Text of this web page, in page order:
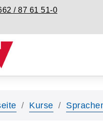
/ 87 61 51-0
Kurse